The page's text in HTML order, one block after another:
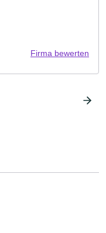
Firma bewerten